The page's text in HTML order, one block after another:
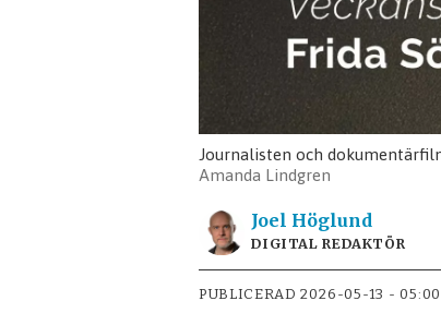
Journalisten och
Amanda Lindgren
Joel Höglund
DIGITAL REDAKTÖR
PUBLICERAD 2026-05-13 - 05:00